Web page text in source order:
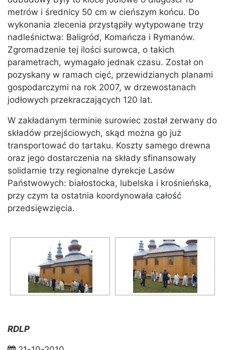
metrów i średnicy 50 cm w cieńszym końcu. Do
wykonania zlecenia przystąpiły wytypowane trzy
nadleśnictwa: Baligród, Komańcza i Rymanów.
Zgromadzenie tej ilości surowca, o takich
parametrach, wymagało jednak czasu. Został on
pozyskany w ramach cięć, przewidzianych planami
gospodarczymi na rok 2007, w drzewostanach
jodłowych przekraczających 120 lat.
W zakładanym terminie surowiec został zerwany do
składów przejściowych, skąd można go już
transportować do tartaku. Koszty samego drewna
oraz jego dostarczenia na składy sfinansowały
solidarnie trzy regionalne dyrekcje Lasów
Państwowych: białostocka, lubelska i krośnieńska,
przy czym ta ostatnia koordynowała całość
przedsięwzięcia.
RDLP